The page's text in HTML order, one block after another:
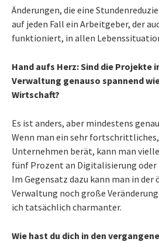
Änderungen, die eine
auf jeden Fall ein Arbeitgeber, der
funktioniert, in allen
Hand aufs Herz: Sind die Projekte
Verwaltung genauso spannend
Wirtschaft?
Es ist anders, aber mindestens
Wenn man ein sehr
Unternehmen berät, kann man
fünf Prozent an Digitalisierung oder
Im Gegensatz dazu kann man in der
Verwaltung noch große
ich tatsächlich charmanter.
Wie hast du dich in den